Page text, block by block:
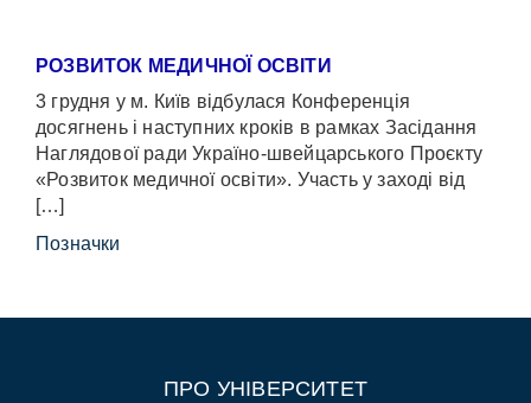
РОЗВИТОК МЕДИЧНОЇ ОСВІТИ
3 грудня у м. Київ відбулася Конференція
досягнень і наступних кроків в рамках Засідання
Наглядової ради Україно-швейцарського Проєкту
«Розвиток медичної освіти». Участь у заході від
[…]
Позначки
ПРО УНІВЕРСИТЕТ